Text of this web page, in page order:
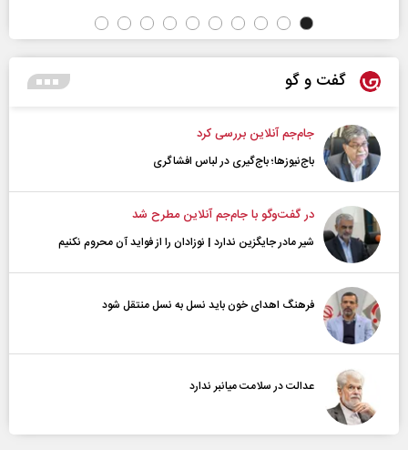
گفت و گو
جام‌جم آنلاین بررسی کرد
باج‌نیوزها؛ باج‌گیری در لباس افشاگری
در گفت‌و‌گو با جام‌جم آنلاین مطرح شد
شیر مادر جایگزین ندارد | نوزادان را از فواید آن محروم نکنیم
فرهنگ اهدای خون باید نسل به نسل منتقل شود
عدالت در سلامت میانبر ندارد